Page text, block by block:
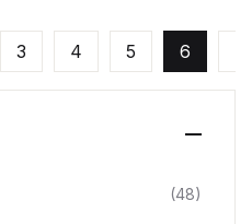
3 4 5 6
(48)